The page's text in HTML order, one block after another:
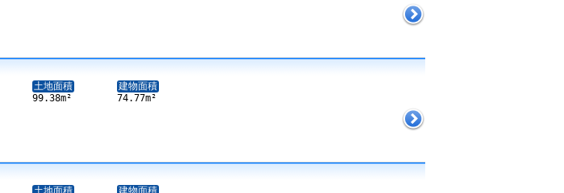
土地面積
99.38m²
建物面積
74.77m²
土地面積
建物面積